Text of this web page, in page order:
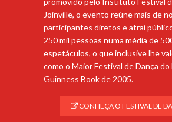
Joinville, o evento reúne mais de
participantes diretos e atrai
250 mil pessoas numa média de
espetáculos, o que inclusive lhe
como o Maior Festival de Dança
Guinness Book de 2005.
CONHEÇA O FESTIVAL DE